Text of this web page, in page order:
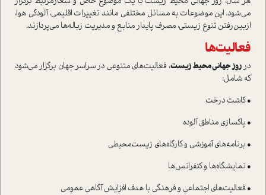
می‌شود. این موضوعات به مسائل مختلفی مانند تغییرات اقلیمی، آلودگی هوا،
از‌بین‌رفتن تنوع زیستی، مصرف پایدار منابع و مدیریت زباله‌ها می‌پردازند.
فعالیت‌ها
درروز جهانی محیط زیست، فعالیت‌های متنوعی در سراسر جهان برگزار می‌شود
که شامل:
• کاشت درخت
• پاکسازی مناطق آلوده
• برنامه‌های آموزشی و کارگاه‌های زیست‌محیطی
• نمایشگاه‌ها و کنفرانس‌ها
• فعالیت‌های اجتماعی و فرهنگی با هدف افزایش آگاهی عمومی